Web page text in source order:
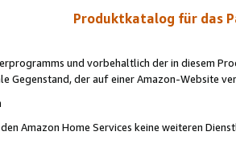
Produktkatalog für das
und vorbehaltlich der in diesem
Gegenstand, der auf einer Amazon-Website
Amazon Home Services keine weiteren